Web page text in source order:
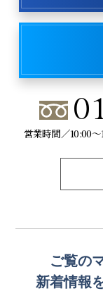
営業時間／10:00
ご覧の
新着情報